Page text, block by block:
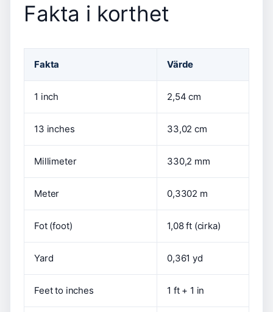
Fakta i korthet
Fakta Värde
1 inch 2,54 cm
13 inches 33,02 cm
Millimeter 330,2 mm
Meter 0,3302 m
Fot (foot) 1,08 ft (cirka)
Yard 0,361 yd
Feet to inches 1 ft + 1 in